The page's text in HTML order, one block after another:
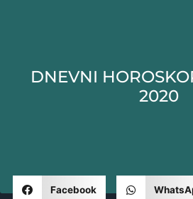
DNEVNI
2020
Facebook